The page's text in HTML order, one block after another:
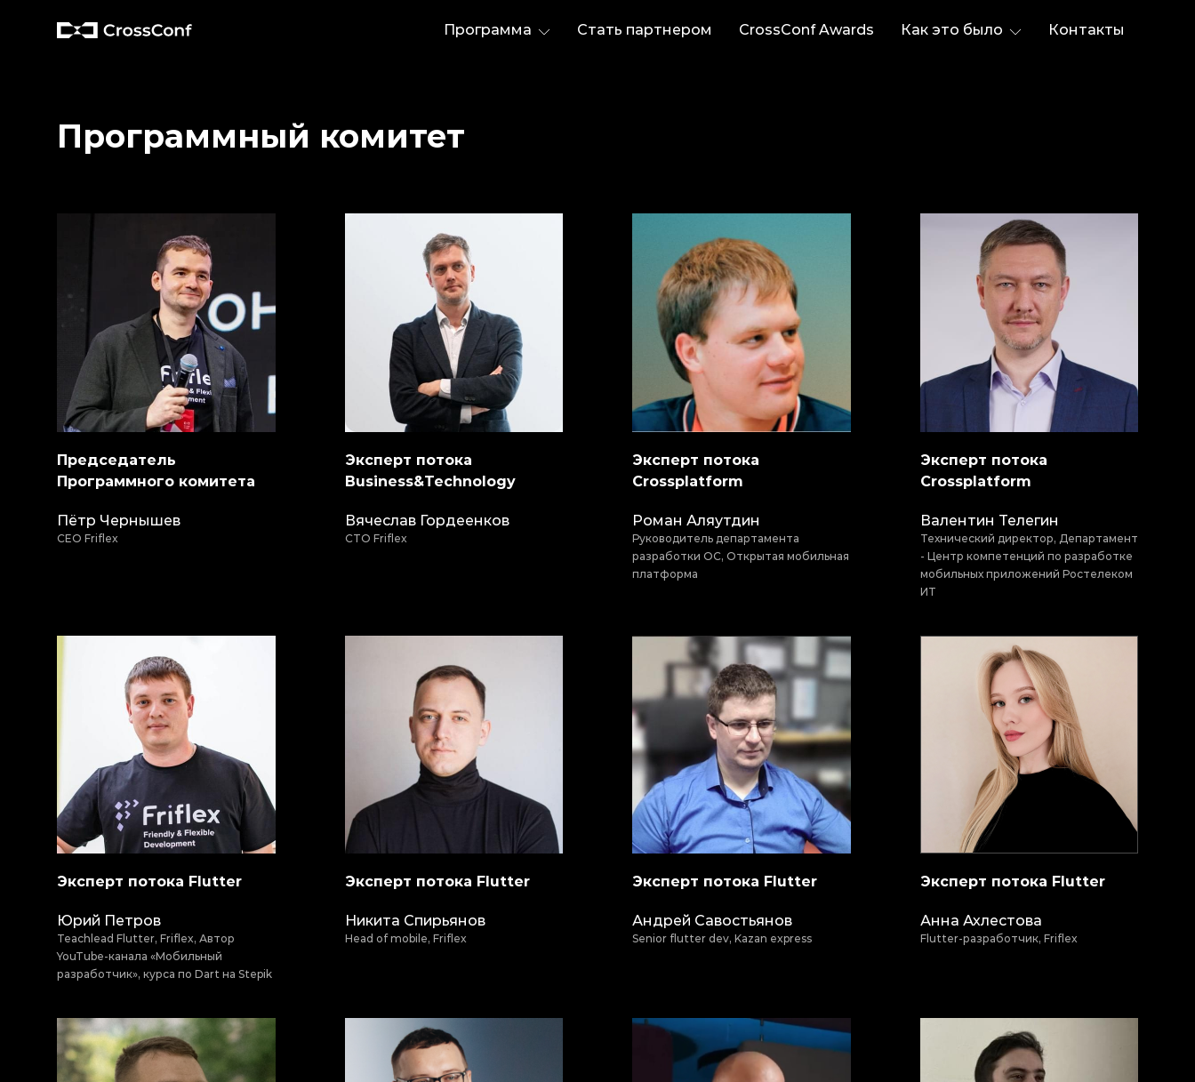
Программа Стать партнером CrossConf Awards Как это было Контакты
Программный комитет
Председатель
Программного комитета
Пётр Чернышев
CEO Friflex
Эксперт потока
Business&Technology
Вячеслав Гордеенков
CTO Friflex
Эксперт потока
Crossplatform
Роман Аляутдин
Руководитель департамента
разработки ОС, Открытая мобильная
платформа
Эксперт потока
Crossplatform
Валентин Телегин
Технический директор, Департамент
- Центр компетенций по разработке
мобильных приложений Ростелеком
ИТ
Эксперт потока Flutter
Юрий Петров
Teachlead Flutter, Friflex, Автор
YouTube-канала «Мобильный
разработчик», курса по Dart на Stepik
Эксперт потока Flutter
Никита Спирьянов
Head of mobile, Friflex
Эксперт потока Flutter
Андрей Савостьянов
Senior flutter dev, Kazan express
Эксперт потока Flutter
Анна Ахлестова
Flutter-разработчик, Friflex